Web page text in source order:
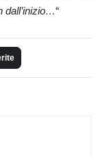
dall’inizio…“